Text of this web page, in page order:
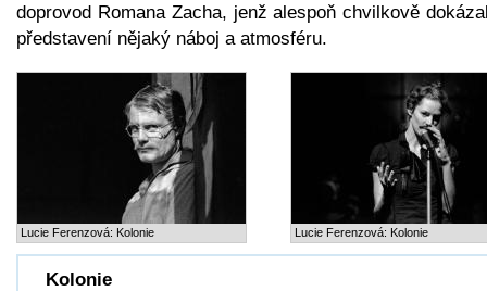
doprovod Romana Zacha, jenž alespoň chvilkově
představení nějaký náboj a atmosféru.
Lucie Ferenzová: Kolonie
Lucie Ferenzová: Kolonie
Kolonie